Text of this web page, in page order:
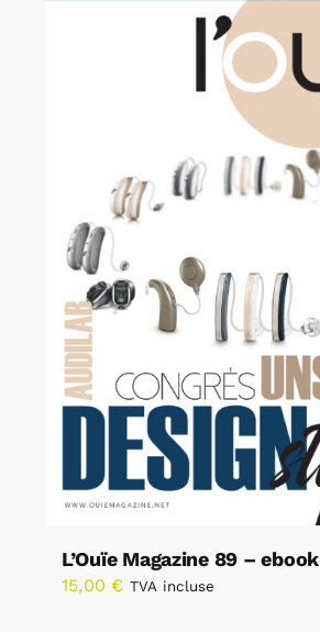
L’Ouïe Magazine 89 – ebook
15,00 € TVA incluse